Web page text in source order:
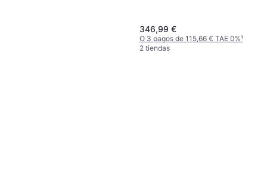
346,99 €
O 3 pagos de 115,66 € TAE 0%¹
2 tiendas